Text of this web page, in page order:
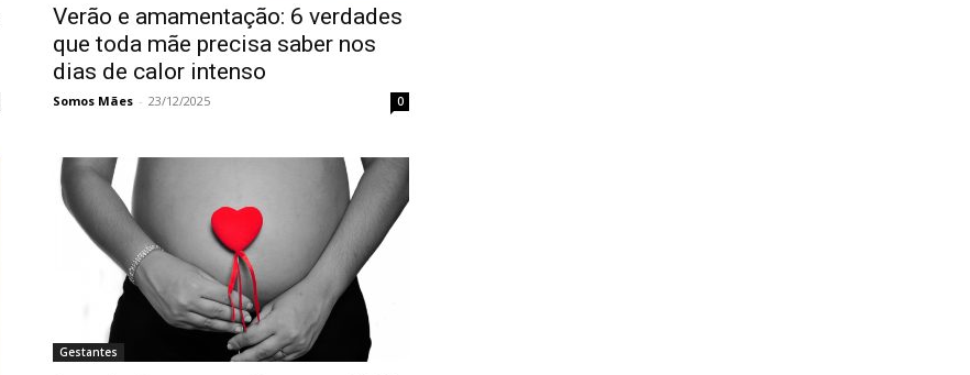
Verão e amamentação: 6 verdades
que toda mãe precisa saber nos
dias de calor intenso
Somos Mães - 23/12/2025 0
Gestantes